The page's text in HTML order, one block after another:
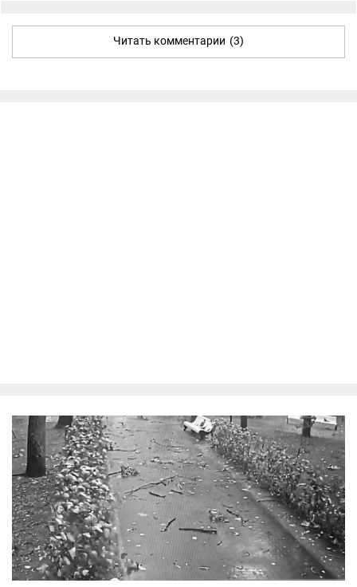
Читать комментарии (3)